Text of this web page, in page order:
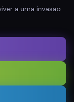
a uma invasão